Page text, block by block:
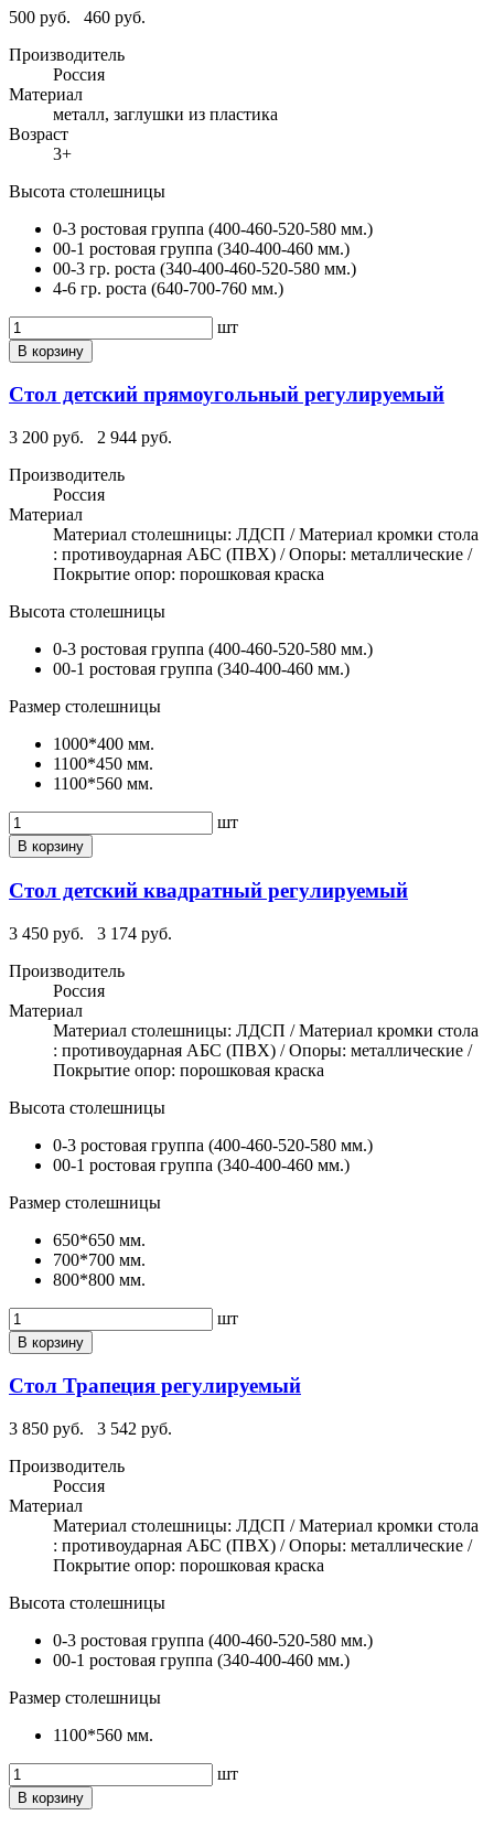
500 руб.
460 руб.
Производитель
Россия
Материал
металл, заглушки из пластика
Возраст
3+
Высота столешницы
0-3 ростовая группа (400-460-520-580 мм.)
00-1 ростовая группа (340-400-460 мм.)
00-3 гр. роста (340-400-460-520-580 мм.)
4-6 гр. роста (640-700-760 мм.)
шт
В корзину
Стол детский прямоугольный регулируемый
3 200 руб.
2 944 руб.
Производитель
Россия
Материал
Материал столешницы: ЛДСП / Материал кромки стола
: противоударная АБС (ПВХ) / Опоры: металлические /
Покрытие опор: порошковая краска
Высота столешницы
0-3 ростовая группа (400-460-520-580 мм.)
00-1 ростовая группа (340-400-460 мм.)
Размер столешницы
1000*400 мм.
1100*450 мм.
1100*560 мм.
шт
В корзину
Стол детский квадратный регулируемый
3 450 руб.
3 174 руб.
Производитель
Россия
Материал
Материал столешницы: ЛДСП / Материал кромки стола
: противоударная АБС (ПВХ) / Опоры: металлические /
Покрытие опор: порошковая краска
Высота столешницы
0-3 ростовая группа (400-460-520-580 мм.)
00-1 ростовая группа (340-400-460 мм.)
Размер столешницы
650*650 мм.
700*700 мм.
800*800 мм.
шт
В корзину
Стол Трапеция регулируемый
3 850 руб.
3 542 руб.
Производитель
Россия
Материал
Материал столешницы: ЛДСП / Материал кромки стола
: противоударная АБС (ПВХ) / Опоры: металлические /
Покрытие опор: порошковая краска
Высота столешницы
0-3 ростовая группа (400-460-520-580 мм.)
00-1 ростовая группа (340-400-460 мм.)
Размер столешницы
1100*560 мм.
шт
В корзину